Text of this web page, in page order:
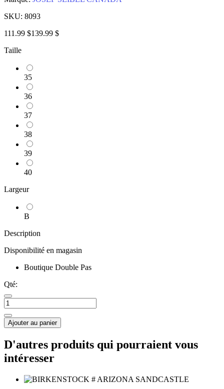
SKU: 8093
111.99 $139.99 $
Taille
35
36
37
38
39
40
Largeur
B
Description
Disponibilité en magasin
Boutique Double Pas
Qté:
Ajouter au panier
D'autres produits qui pourraient vous
intéresser